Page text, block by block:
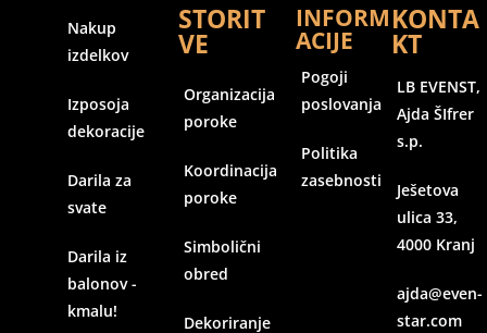
Nakup
izdelkov
Izposoja
dekoracije
Darila za
svate
Darila iz
balonov -
kmalu!
STORIT
VE
Organizacija
poroke
Koordinacija
poroke
Simbolični
obred
Dekoriranje
INFORM
ACIJE
Pogoji
poslovanja
Politika
zasebnosti
KONTA
KT
LB EVENST,
Ajda ŠIfrer
s.p.
Ješetova
ulica 33,
4000 Kranj
ajda@even-
star.com